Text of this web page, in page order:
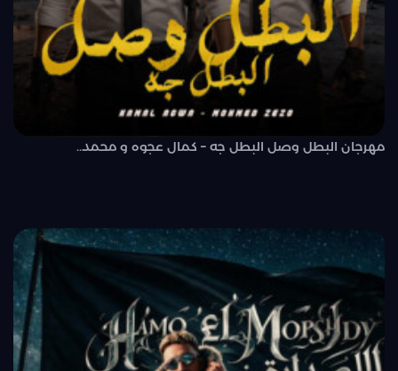
مهرجان البطل وصل البطل جه – كمال عجوه و محمد..